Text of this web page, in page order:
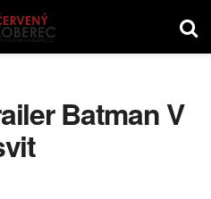
Batman V